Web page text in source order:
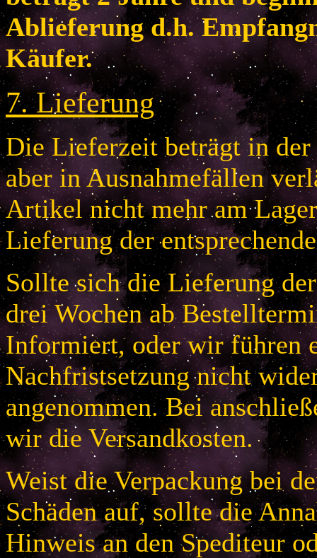
Ablieferung d.h.
Käufer.
7.Lieferung
Die Lieferzeit beträgt in der
aber in Ausnahmefällen
Artikel nicht mehr am
Lieferung der
Sollte sich die Lieferung
drei Wochen ab
Informiert, oder wir führen
Nachfristsetzung nicht
angenommen. Bei
wir die Versandkosten.
Weist die Verpackung bei
Schäden auf, sollte die
Hinweis an den Spediteur